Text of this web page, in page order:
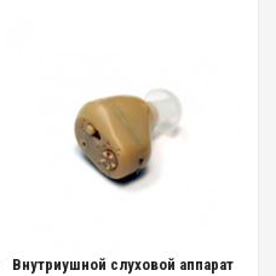
Внутриушной слуховой аппарат